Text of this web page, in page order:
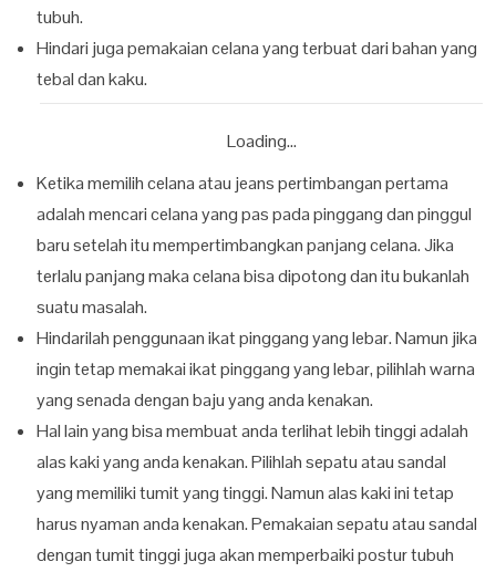
tubuh.
Hindari juga pemakaian celana yang terbuat dari bahan yang
tebal dan kaku.
Loading...
Ketika memilih celana atau jeans pertimbangan pertama
adalah mencari celana yang pas pada pinggang dan pinggul
baru setelah itu mempertimbangkan panjang celana. Jika
terlalu panjang maka celana bisa dipotong dan itu bukanlah
suatu masalah.
Hindarilah penggunaan ikat pinggang yang lebar. Namun jika
ingin tetap memakai ikat pinggang yang lebar, pilihlah warna
yang senada dengan baju yang anda kenakan.
Hal lain yang bisa membuat anda terlihat lebih tinggi adalah
alas kaki yang anda kenakan. Pilihlah sepatu atau sandal
yang memiliki tumit yang tinggi. Namun alas kaki ini tetap
harus nyaman anda kenakan. Pemakaian sepatu atau sandal
dengan tumit tinggi juga akan memperbaiki postur tubuh